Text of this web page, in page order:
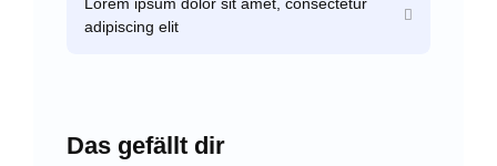
adipiscing elit
Das gefällt dir